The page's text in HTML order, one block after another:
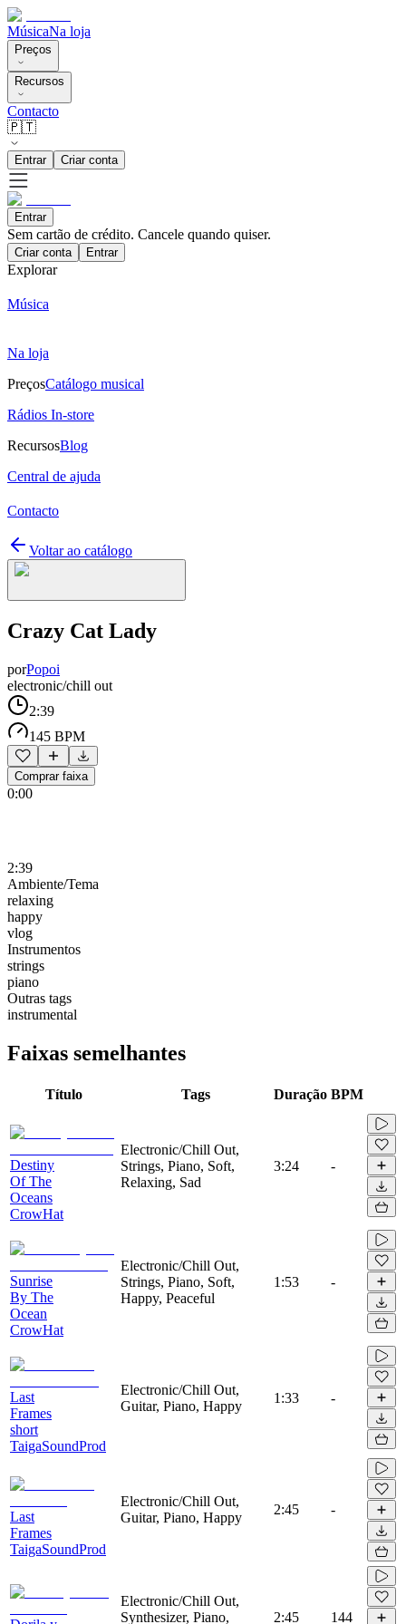
MúsicaNa loja
Preços
Recursos
Contacto
🇵🇹
Entrar Criar conta
Entrar
Sem cartão de crédito. Cancele quando quiser.
Criar conta Entrar
Explorar
Música
Na loja
PreçosCatálogo musical
Rádios In-store
RecursosBlog
Central de ajuda
Contacto
Voltar ao catálogo
Crazy Cat Lady
porPopoi
electronic/chill out
2:39
145 BPM
Comprar faixa
0:00
2:39
Ambiente/Tema
relaxing
happy
vlog
Instrumentos
strings
piano
Outras tags
instrumental
Faixas semelhantes
Título Tags Duração BPM
Destiny
Of The
Oceans
CrowHat
Electronic/Chill Out,
Strings, Piano, Soft,
Relaxing, Sad
3:24 -
Sunrise
By The
Ocean
CrowHat
Electronic/Chill Out,
Strings, Piano, Soft,
Happy, Peaceful
1:53 -
Last
Frames
short
TaigaSoundProd
Electronic/Chill Out,
Guitar, Piano, Happy
1:33 -
Last
Frames
TaigaSoundProd
Electronic/Chill Out,
Guitar, Piano, Happy
2:45 -
Electronic/Chill Out,
Synthesizer, Piano,
2:45 144